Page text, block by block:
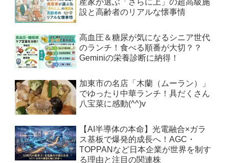
産家が選ぶ「さらに上」の超高級施
設と高齢者のリアルな懐事情
高血圧＆糖尿が気になるシニア世代
のランチ！食べる順番が大切？？
Geminiの栄養診断に納得！
加東市の名店「木蘭（ムーラン）」
でゆったり中華ランチ！具だくさん
八宝菜に感動(^^)v
【AI半導体の本命】光電融合×ガラ
ス基板で爆発的成長へ！AGC・
TOPPANなど日本企業が世界を制す
る理由と注目の関連株